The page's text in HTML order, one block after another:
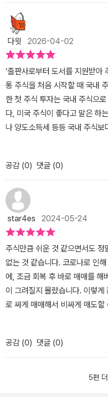
드를 자처하며 이 책을 썼다고
하는지, 국내주식 시장과 비교
있어요. 미국주식 투자는 세계 1
환원율, 그리고 달러화 자산 보
가 주요 장점이며, 국내 시장보
탕으로 장기 투자에 적합한 우
만 몇 가지 명확한 단점도 있어
높은 거래 수수료, 주가 외에 추
양도소득 세율이 대표적인 단점
저마다 다르기 때문에 두 시장
정지을 수는 없으니, 각자 투자하
전략이 필요하네요. 이 책에서
모든 것들을 기본 지식으로 시작
할 수 있도록 알려주고 있어요.
한 소개와 특징, 그리고 섹터를
과 투자 방향, 배당주로 시작하
대한 공부를 할 수 있고, 중간에
있어서 초보자들에겐 실질적인
락장에서 당황하게 되는 초보자
저자는 시장의 변화에 맞춰 반
을 하나씩 정리하며 불안감을
럼 꾸준히 열심히 공부하고 노력
는 조금 다르게 받아 들여지고
이고 부정적이었던 사람들마
기간 동안 꾸준히 추가가 상승
주식할 거면 세계 1등 기업들이
에 투자하는 게 낫지!'라는 이야
국가가 차지하는 비중을 보면
해야 하는 이유가 잘 나와 있다.
에 투자자들의 투자금이 매년
장의 장점들과 함께 지금부터
하고 있으니 차근차근 공부해보
있기에 미국주식투자의 세 가
국주식을 투자해 볼 수 있다.국
등이 다르기에 두 시장 중 어느
다. 해외에서 물건을 구매할 때는
직구로 사는 시대, 해외주식 중
다는 것을 피부로 느끼고 있는
에 투자해야할 이유를 알게 된
를 제공받아 작성한 글입니다
다윗 2026-04-02
‘출판사로부터 도서를 지원받아
통 주식을 처음 시작할 때 국내
한 첫 주식 투자는 국내 주식으
다, 미국 주식이 좋다고 말은 하
나 양도소득세 등등 국내 주식
가가 지속되는 오늘날에는 자산
가 되었다. <미국주식 처음공부
길을 잃은 이들에게 수미숨과
한 시장으로 향하는 명확한 지도
도박이 아닌, 전 세계 부의 흐름
의 시선은 매우 차분하고 논리적이다. 이 책은 왜 낯선 땅 미
식에 관심을 가져야 하는지에
계 경제의 패권이 달러라는 기
서 한국 경제의 역동성을 믿지
하고 강력한 통화인 달러 자산
차원에서 매우 중요한 ‘보험’과
트처럼 우리 일상 깊숙이 침투
는 것은, 단순히 수익을 쫓는 일
장주와 ETF를 상세히 다룬다.
공감 (0) 댓글 (0)
star4es 2024-05-24
주식만큼 쉬운 것 같으면서도
없는 것 같습니다. 코로나로 인
에, 조금 회복 후 바로 매매를 해
이 그려질지 몰랐습니다. 이렇
로 싸게 매매해서 비싸게 매도할
처음공부>를 통해서 주식으로
싶은 마음에 이 도서로 꼼꼼히
패는 성공의 어머니라는 말이
기회가 있을 때, 똑같은 실패를
공감 (0) 댓글 (0)
5편 더